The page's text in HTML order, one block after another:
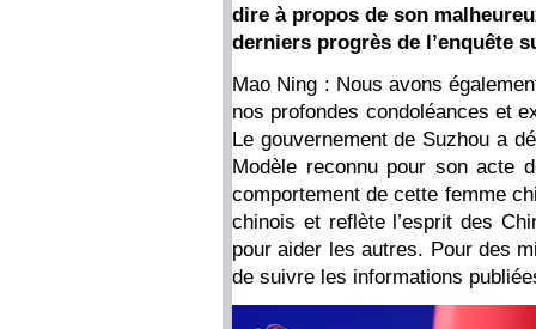
dire à propos de son
derniers progrès de l’enquête
Mao Ning : Nous avons
nos profondes condoléances et
Le gouvernement de Suzhou a
Modèle reconnu pour son acte
comportement de cette femme
chinois et reflète l’esprit des
pour aider les autres. Pour des
de suivre les informations